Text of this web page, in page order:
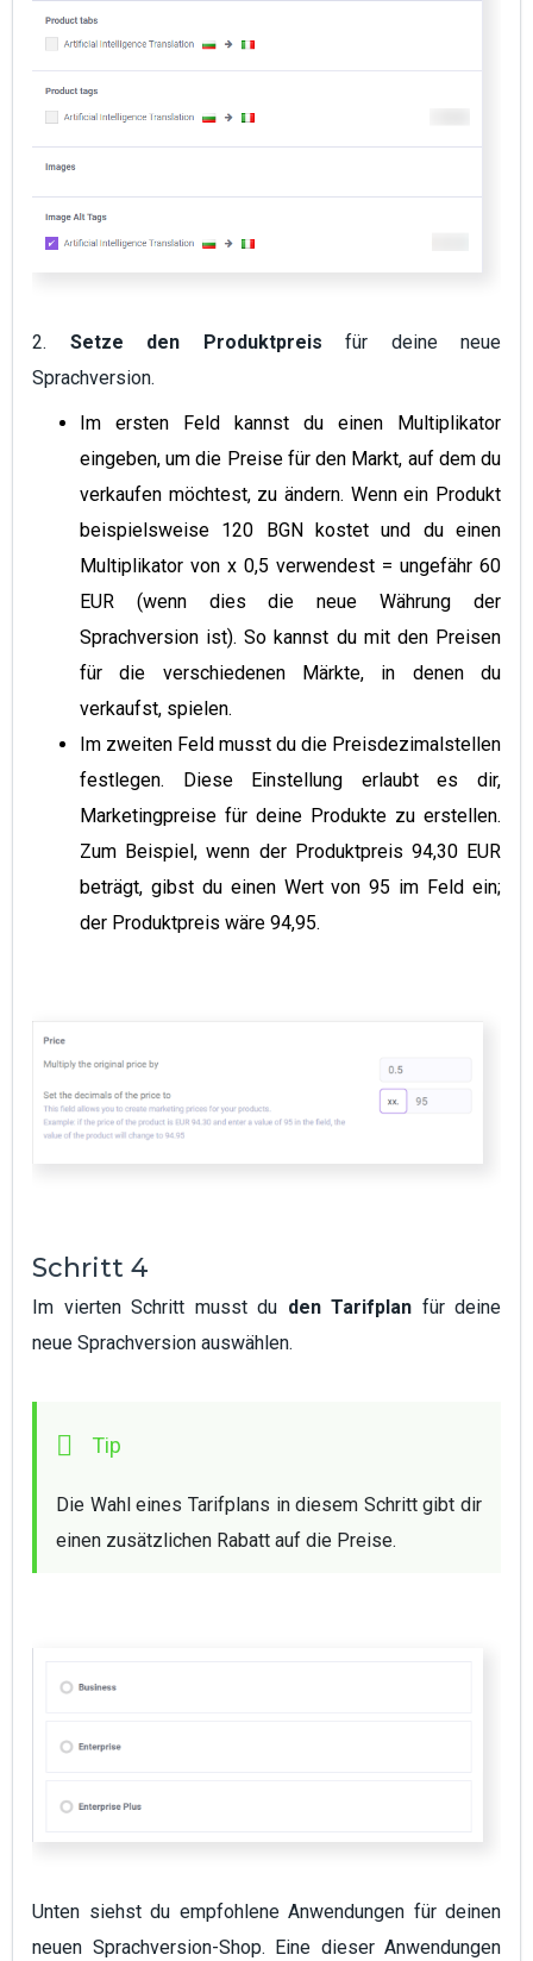
2. Setze den Produktpreis für deine neue
Sprachversion.
Im ersten Feld kannst du einen Multiplikator
eingeben, um die Preise für den Markt, auf dem du
verkaufen möchtest, zu ändern. Wenn ein Produkt
beispielsweise 120 BGN kostet und du einen
Multiplikator von x 0,5 verwendest = ungefähr 60
EUR (wenn dies die neue Währung der
Sprachversion ist). So kannst du mit den Preisen
für die verschiedenen Märkte, in denen du
verkaufst, spielen.
Im zweiten Feld musst du die Preisdezimalstellen
festlegen. Diese Einstellung erlaubt es dir,
Marketingpreise für deine Produkte zu erstellen.
Zum Beispiel, wenn der Produktpreis 94,30 EUR
beträgt, gibst du einen Wert von 95 im Feld ein;
der Produktpreis wäre 94,95.
Schritt 4
Im vierten Schritt musst du den Tarifplan für deine
neue Sprachversion auswählen.
Die Wahl eines Tarifplans in diesem Schritt gibt dir
einen zusätzlichen Rabatt auf die Preise.
Unten siehst du empfohlene Anwendungen für deinen
neuen Sprachversion-Shop. Eine dieser Anwendungen